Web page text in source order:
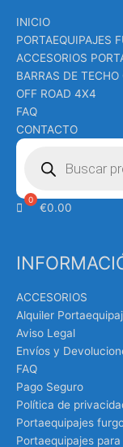
INICIO
PORTAEQUIPAJES
ACCESORIOS
BARRAS DE TECHO
OFF ROAD 4X4
FAQ
CONTACTO
Búsqueda
productos
€0.00
ACCESORIOS
Alquiler
Aviso Legal
Envíos y
FAQ
Pago Seguro
Política de
Portaequipajes
Portaequipajes